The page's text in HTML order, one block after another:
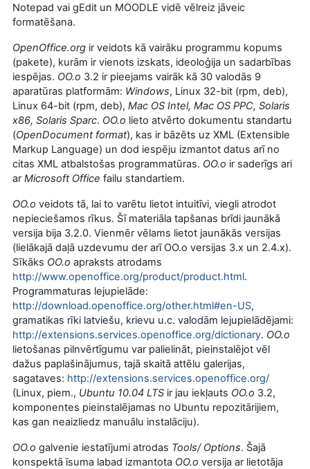
Notepad vai gEdit un MOODLE vidē vēlreiz jāveic
formatēšana.
OpenOffice.org ir veidots kā vairāku programmu kopums
(pakete), kurām ir vienots izskats, ideoloģija un sadarbības
iespējas. OO.o 3.2 ir pieejams vairāk kā 30 valodās 9
aparatūras platformām: Windows, Linux 32-bit (rpm, deb),
Linux 64-bit (rpm, deb), Mac OS Intel, Mac OS PPC, Solaris
x86, Solaris Sparc. OO.o lieto atvērto dokumentu standartu
(OpenDocument format), kas ir bāzēts uz XML (Extensible
Markup Language) un dod iespēju izmantot datus arī no
citas XML atbalstošas programmatūras. OO.o ir saderīgs ari
arMicrosoft Office failu standartiem.
OO.o veidots tā, lai to varētu lietot intuitīvi, viegli atrodot
nepieciešamos rīkus. Šī materiāla tapšanas brīdi jaunākā
versija bija 3.2.0. Vienmēr vēlams lietot jaunākās versijas
(lielākajā daļā uzdevumu der arī OO.o versijas 3.x un 2.4.x).
Sīkāks OO.o apraksts atrodams
http://www.openoffice.org/product/product.html.
Programmaturas lejupielāde:
http://download.openoffice.org/other.html#en-US,
gramatikas rīki latviešu, krievu u.c. valodām lejupielādējami:
http://extensions.services.openoffice.org/dictionary. OO.o
lietošanas pilnvērtīgumu var palielināt, pieinstalējot vēl
dažus paplašinājumus, tajā skaitā attēlu galerijas,
sagataves: http://extensions.services.openoffice.org/
(Linux, piem., Ubuntu 10.04 LTS ir jau iekļauts OO.o 3.2,
komponentes pieinstalējamas no Ubuntu repozitārijiem,
kas gan neaizliedz manuālu instalāciju).
OO.o galvenie iestatījumi atrodas Tools/ Options. Šajā
konspektā īsuma labad izmantota OO.o versija ar lietotāja